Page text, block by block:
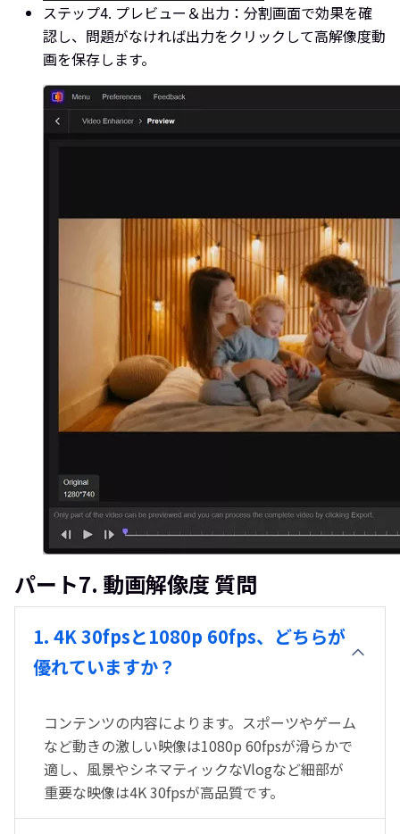
ステップ4. プレビュー＆出力： 分割画面で効果を確
認し、問題がなければ出力をクリックして高解像度動
画を保存します。
パート7. 動画解像度 質問
1. 4K 30fpsと1080p 60fps、どちらが
優れていますか？
コンテンツの内容によります。スポーツやゲーム
など動きの激しい映像は1080p 60fpsが滑らかで
適し、風景やシネマティックなVlogなど細部が
重要な映像は4K 30fpsが高品質です。